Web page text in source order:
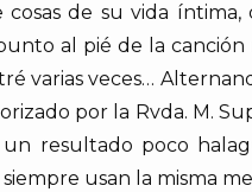
de su vida
al pié de la canción
veces…
por la Rvda. M.
resultado poco
usan la misma